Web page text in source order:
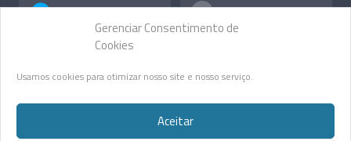
Gerenciar Consentimento de
Cookies
Usamos cookies para otimizar nosso site e nosso serviço.
Aceitar
X F.A.Q
Guazelli Advocacia